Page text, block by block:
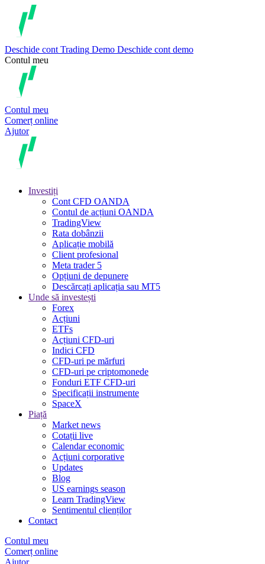
Deschide cont Trading Demo Deschide cont demo
Contul meu
Contul meu
Comerț online
Ajutor
Investiți
Cont CFD OANDA
Contul de acțiuni OANDA
TradingView
Rata dobânzii
Aplicație mobilă
Client profesional
Meta trader 5
Opțiuni de depunere
Descărcați aplicația sau MT5
Unde să investești
Forex
Acțiuni
ETFs
Acțiuni CFD-uri
Indici CFD
CFD-uri pe mărfuri
CFD-uri pe criptomonede
Fonduri ETF CFD-uri
Specificații instrumente
SpaceX
Piață
Market news
Cotații live
Calendar economic
Acțiuni corporative
Updates
Blog
US earnings season
Learn TradingView
Sentimentul clienților
Contact
Contul meu
Comerț online
Ajutor